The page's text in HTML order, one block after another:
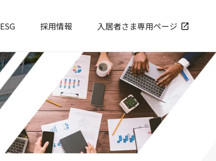
ESG 採用情報 入居者さま専用ページ